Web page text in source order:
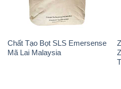
Chất Tạo Bọt SLS Emersense
Mã Lai Malaysia